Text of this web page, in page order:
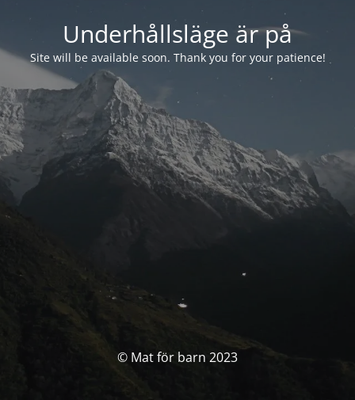
Underhållsläge är på
Site will be available soon. Thank you for your patience!
© Mat för barn 2023